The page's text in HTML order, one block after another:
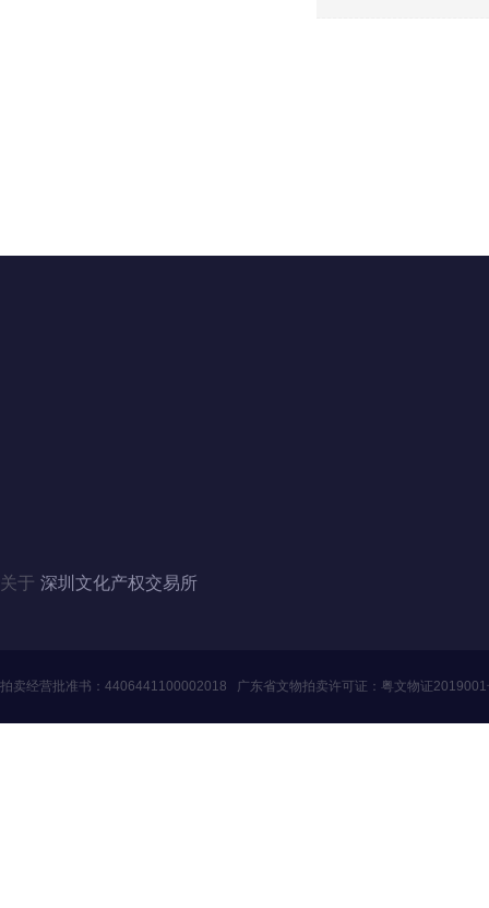
关于 深圳文化产权交易所
拍卖经营批准书： 4406441100002018 广东省文物拍卖许可证： 粤文物证2019001